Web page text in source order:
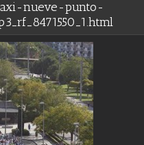
nueve-punto-